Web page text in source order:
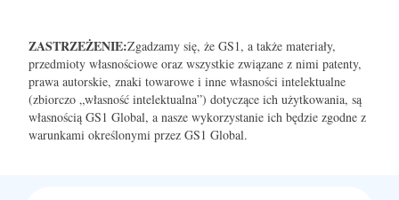
ZASTRZEŻENIE:Zgadzamy się, że GS1, a także materiały,
przedmioty własnościowe oraz wszystkie związane z nimi patenty,
prawa autorskie, znaki towarowe i inne własności intelektualne
(zbiorczo „własność intelektualna”) dotyczące ich użytkowania, są
własnością GS1 Global, a nasze wykorzystanie ich będzie zgodne z
warunkami określonymi przez GS1 Global.